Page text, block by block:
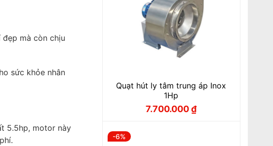
mà còn chịu
sức khỏe nhân
5.5hp, motor này
Quạt hút ly tâm trung áp Inox
1Hp
Giá
7.700.000₫
Giá
-6%